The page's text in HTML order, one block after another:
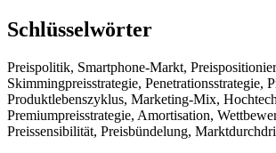
Schlüsselwörter
Preispolitik, Smartphone-Markt,
Skimmingpreisstrategie, Penetrationsstrategie,
Produktlebenszyklus, Marketing-Mix,
Premiumpreisstrategie, Amortisation,
Preissensibilität, Preisbündelung,